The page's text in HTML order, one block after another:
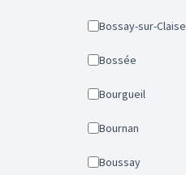
Bossay-sur-Claise
Bossée
Bourgueil
Bournan
Boussay